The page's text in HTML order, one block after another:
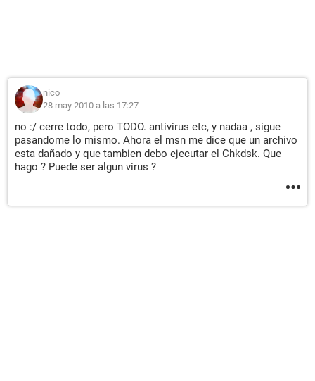
nico
28 may 2010 a las 17:27
no :/ cerre todo, pero TODO. antivirus etc, y nadaa , sigue
pasandome lo mismo. Ahora el msn me dice que un archivo
esta dañado y que tambien debo ejecutar el Chkdsk. Que
hago ? Puede ser algun virus ?